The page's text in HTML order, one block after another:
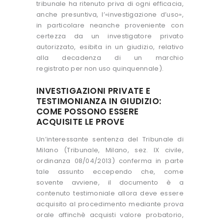
tribunale ha ritenuto priva di ogni efficacia,
anche presuntiva, l’«investigazione d’uso»,
in particolare neanche proveniente con
certezza da un investigatore privato
autorizzato, esibita in un giudizio, relativo
alla decadenza di un marchio
registrato per non uso quinquennale).
INVESTIGAZIONI PRIVATE E
TESTIMONIANZA IN GIUDIZIO:
COME POSSONO ESSERE
ACQUISITE LE PROVE
Un’interessante sentenza del Tribunale di
Milano (Tribunale, Milano, sez. IX civile,
ordinanza 08/04/2013) conferma in parte
tale assunto eccependo che, come
sovente avviene, il documento è a
contenuto testimoniale allora deve essere
acquisito al procedimento mediante prova
orale affinchè acquisti valore probatorio,